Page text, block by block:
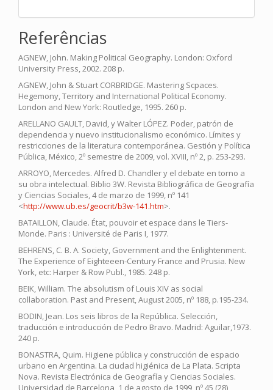
Referências
AGNEW, John. Making Political Geography. London: Oxford
University Press, 2002. 208 p.
AGNEW, John & Stuart CORBRIDGE. Mastering Scpaces.
Hegemony, Territory and International Political Economy.
London and New York: Routledge, 1995. 260 p.
ARELLANO GAULT, David, y Walter LÓPEZ. Poder, patrón de
dependencia y nuevo institucionalismo económico. Límites y
restricciones de la literatura contemporánea. Gestión y Política
Pública, México, 2º semestre de 2009, vol. XVIII, nº 2, p. 253-293.
ARROYO, Mercedes. Alfred D. Chandler y el debate en torno a
su obra intelectual. Biblio 3W. Revista Bibliográfica de Geografía
y Ciencias Sociales, 4 de marzo de 1999, nº 141
<http://www.ub.es/geocrit/b3w-141.htm>.
BATAILLON, Claude. État, pouvoir et espace dans le Tiers-
Monde. Paris : Université de Paris I, 1977.
BEHRENS, C. B. A. Society, Government and the Enlightenment.
The Experience of Eighteeen-Century France and Prusia. New
York, etc: Harper & Row Publ., 1985. 248 p.
BEIK, William. The absolutism of Louis XIV as social
collaboration. Past and Present, August 2005, nº 188, p.195-234.
BODIN, Jean. Los seis libros de la República. Selección,
traducción e introducción de Pedro Bravo. Madrid: Aguilar,1973.
240 p.
BONASTRA, Quim. Higiene pública y construcción de espacio
urbano en Argentina. La ciudad higiénica de La Plata. Scripta
Nova. Revista Electrónica de Geografía y Ciencias Sociales.
Universidad de Barcelona, 1 de agosto de 1999, nº 45 (28)